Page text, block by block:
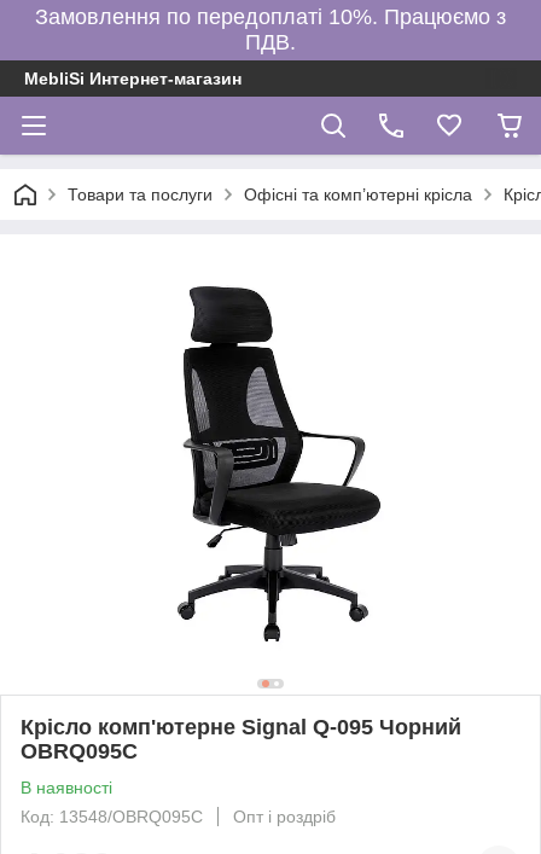
Замовлення по передоплаті 10%. Працюємо з
ПДВ.
MebliSi Интернет-магазин
Товари та послуги Офісні та комп’ютерні крісла
Крісло комп'ютерне Signal Q-095 Чорний
OBRQ095C
В наявності
Код: 13548/OBRQ095C
Опт і роздріб